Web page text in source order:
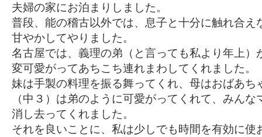
夫婦の家にお泊まりしました。
普段、能の稽古以外では、息子と十分に触れ合え
甘やかしてやりました。
名古屋では、義理の弟（と言っても私より年上）
変可愛がってあちこち連れまわしてくれました。
妹は手製の料理を振る舞ってくれ、母はおばあち
（中３）は弟のように可愛がってくれて、みん
消し去ってくれました。
それを良いことに、私は少しでも時間を有効に使